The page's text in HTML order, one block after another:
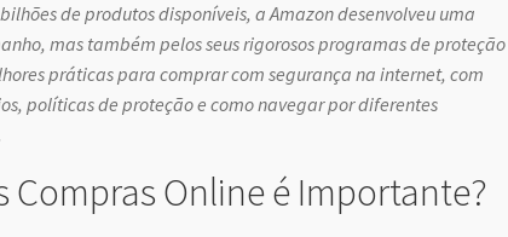
de produtos disponíveis, a Amazon desenvolveu uma
mas também pelos seus rigorosos programas de proteção
práticas para comprar com segurança na internet, com
políticas de proteção e como navegar por diferentes
Compras Online é Importante?